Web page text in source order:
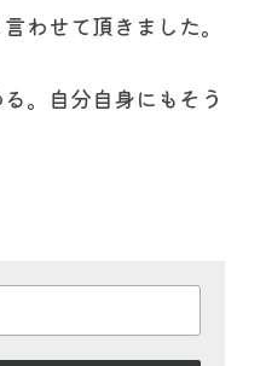
わせて頂きました。
。自分自身にもそう